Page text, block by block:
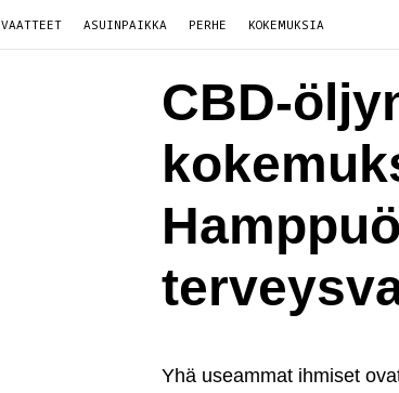
VAATTEET ASUINPAIKKA PERHE KOKEMUKSIA
CBD-
Yhä useammat ihmiset